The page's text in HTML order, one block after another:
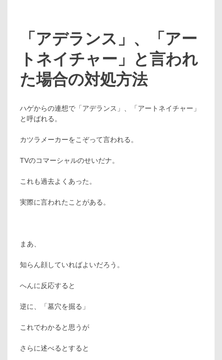
「アデランス」、「アー
トネイチャー」と言われ
た場合の対処方法
ハゲからの連想で「アデランス」、「アートネイチャー」
と呼ばれる。
カツラメーカーをこぞって言われる。
TVのコマーシャルのせいだナ。
これも過去よくあった。
実際に言われたことがある。
まあ、
知らん顔していればよいだろう。
へんに反応すると
逆に、「墓穴を掘る」
これでわかると思うが
さらに述べるとすると